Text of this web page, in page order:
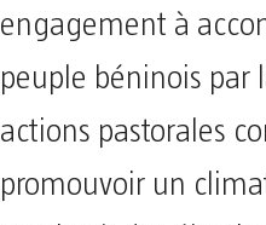
engagement à
peuple béninois par
actions pastorales
promouvoir un